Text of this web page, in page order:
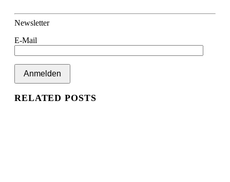
Newsletter
E-Mail
RELATED POSTS